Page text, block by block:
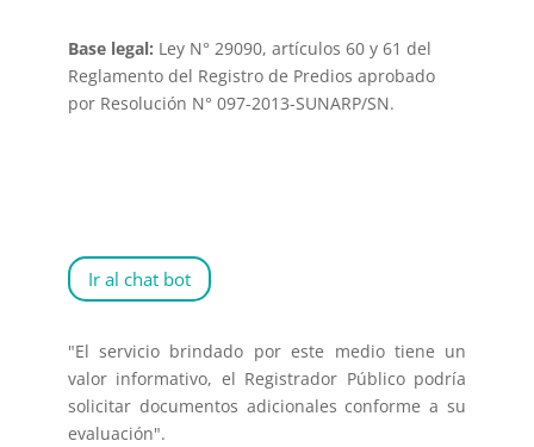
Base legal: Ley N° 29090, artículos 60 y 61 del
Reglamento del Registro de Predios aprobado
por Resolución N° 097-2013-SUNARP/SN.
Ir al chat bot
"El servicio brindado por este medio tiene un
valor informativo, el Registrador Público podría
solicitar documentos adicionales conforme a su
evaluación".